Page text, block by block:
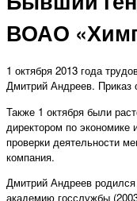
ВОАО
1 октября 2013 года
Дмитрий Андреев.
Также 1 октября были
директором по
проверки деятельности
компания.
Дмитрий Андреев
академию госслужбы